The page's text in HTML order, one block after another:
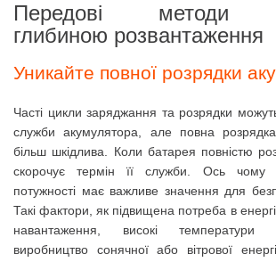
Передові методи
глибиною розвантаження
Уникайте повної розрядки
Часті цикли заряджання та розрядки
служби акумулятора, але повна
більш шкідлива. Коли батарея повністю
скорочує термін її служби. Ось чому
потужності має важливе значення для
Такі фактори, як підвищена потреба в
навантаження, високі температури
виробництво сонячної або вітрової